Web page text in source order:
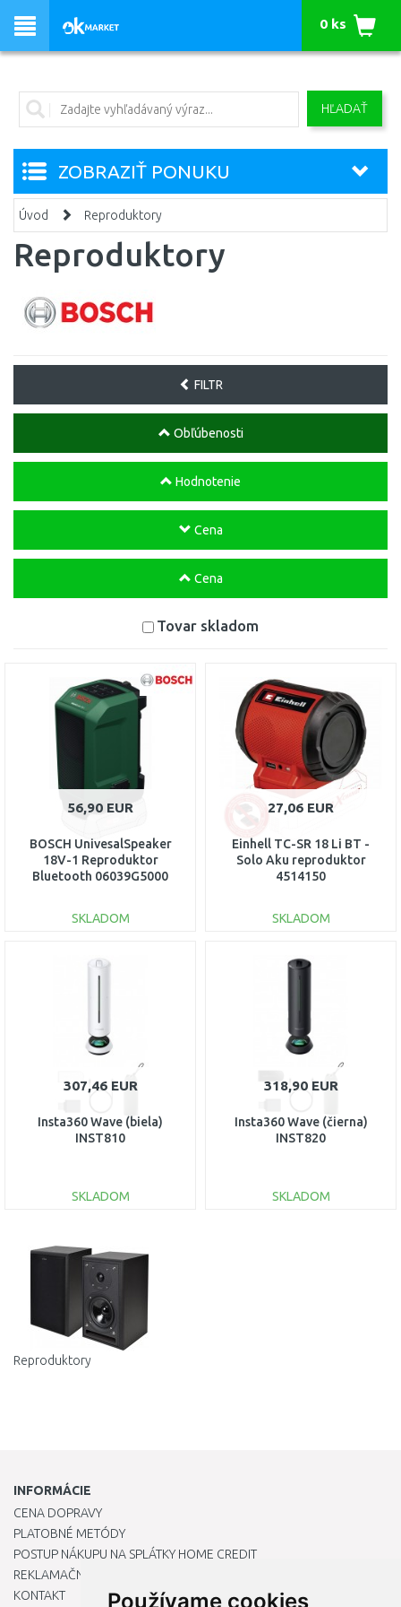
Používame cookies
HĽADAŤ
0 ks
ZOBRAZIŤ PONUKU
Úvod Reproduktory
Reproduktory
FILTR
Obľúbenosti
Hodnotenie
Cena
Cena
Tovar skladom
56,90 EUR
BOSCH UnivesalSpeaker
18V-1 Reproduktor
Bluetooth 06039G5000
SKLADOM
27,06 EUR
Einhell TC-SR 18 Li BT -
Solo Aku reproduktor
4514150
SKLADOM
DO KOŠÍKA
307,46 EUR
Insta360 Wave (biela)
INST810
SKLADOM
Porovnať
318,90 EUR
Insta360 Wave (čierna)
INST820
SKLADOM
Reproduktory
INFORMÁCIE
CENA DOPRAVY
PLATOBNÉ METÓDY
POSTUP NÁKUPU NA SPLÁTKY HOME CREDIT
REKLAMAČNÝ PORIADOK
KONTAKT